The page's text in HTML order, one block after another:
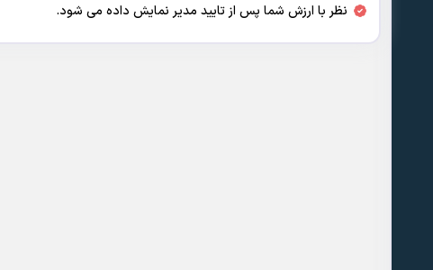
نظر با ارزش شما پس از تایید مدیر نمایش داده می شود.